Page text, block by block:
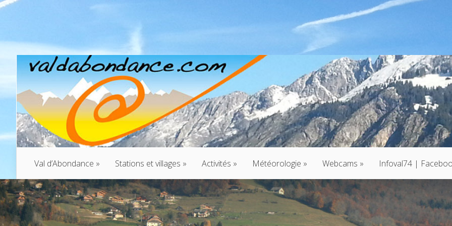
Val d’Abondance » Stations et villages » Activités » Météorologie » Webcams » Infoval74 |